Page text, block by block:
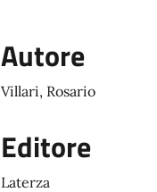
Autore
Villari, Rosario
Editore
Laterza